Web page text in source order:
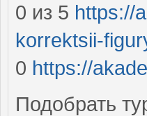
0 из 5 https://
korrektsii-
0 https://
Подобрать